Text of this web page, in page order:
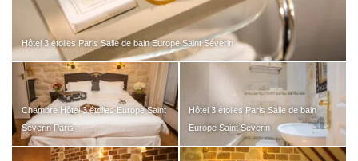
Hôtel 3 étoiles Paris Salle de bain Europe Saint Séverin
Chambre Hôtel 3 étoiles Europe Saint
Séverin Paris
Hôtel 3 étoiles Paris Salle de bain
Europe Saint Séverin